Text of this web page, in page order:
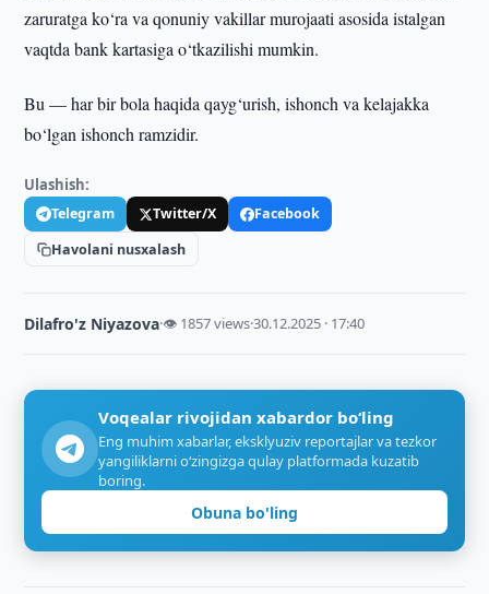
zaruratga ko‘ra va qonuniy vakillar murojaati asosida istalgan
vaqtda bank kartasiga o‘tkazilishi mumkin.
Bu — har bir bola haqida qayg‘urish, ishonch va kelajakka
bo‘lgan ishonch ramzidir.
Ulashish:
Telegram Twitter/X
Facebook
Havolani nusxalash
Dilafro'z Niyazova·👁 1857 views·30.12.2025 · 17:40
Voqealar rivojidan xabardor bo‘ling
Eng muhim xabarlar, eksklyuziv reportajlar va tezkor
yangiliklarni o‘zingizga qulay platformada kuzatib
boring.
Obuna bo'ling